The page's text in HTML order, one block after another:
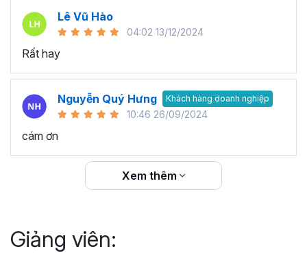
Lê Vũ Hào
04:02 13/12/2024
Rất hay
Nguyễn Quý Hưng Khách hàng doanh nghiệp
10:46 26/09/2024
cám ơn
Xem thêm
Giảng viên: